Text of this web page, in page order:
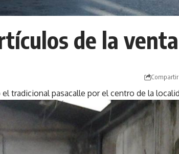
tradicional pasacalle por el centro de la
a poco a llegar, en el caso de Oropesa del
el tradicional pasacalle por el centro
de la
Compartir